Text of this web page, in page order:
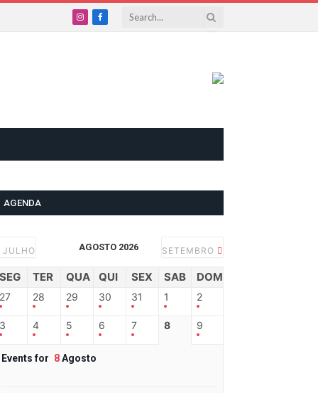
InstagramFacebook
AGENDA
JULHO AGOSTO 2026 SETEMBRO
SEG TER QUA QUI SEX SAB DOM
27 28 29 30 31 1 2
3 4 5 6 7 8 9
Events for 8Agosto